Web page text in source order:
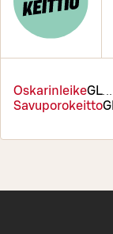
OskarinleikeGL
SavuporokeittoG